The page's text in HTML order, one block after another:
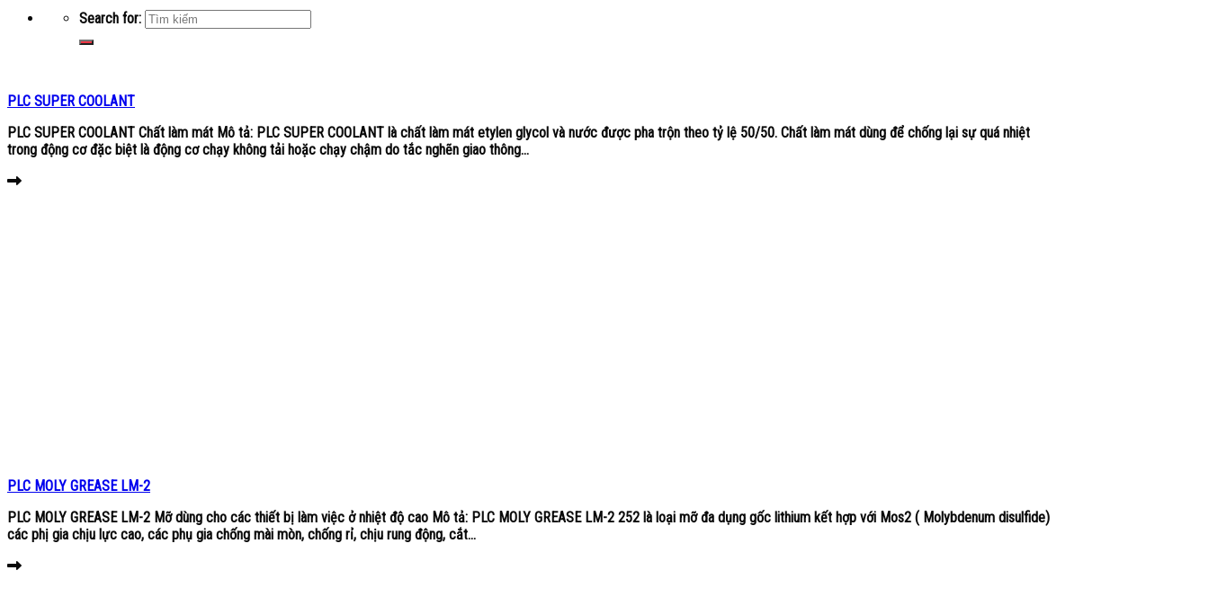
Search for:
PLC SUPER COOLANT
PLC SUPER COOLANT Chất làm mát Mô tả: PLC SUPER COOLANT là chất làm mát etylen glycol và nước được pha trộn theo tỷ lệ 50/50. Chất làm mát dùng để chống lại sự quá nhiệt
trong động cơ đặc biệt là động cơ chạy không tải hoặc chạy chậm do tắc nghẽn giao thông...
PLC MOLY GREASE LM-2
PLC MOLY GREASE LM-2 Mỡ dùng cho các thiết bị làm việc ở nhiệt độ cao Mô tả: PLC MOLY GREASE LM-2 252 là loại mỡ đa dụng gốc lithium kết hợp với Mos2 ( Molybdenum disulfide)
các phị gia chịu lực cao, các phụ gia chống mài mòn, chống rỉ, chịu rung động, cắt...